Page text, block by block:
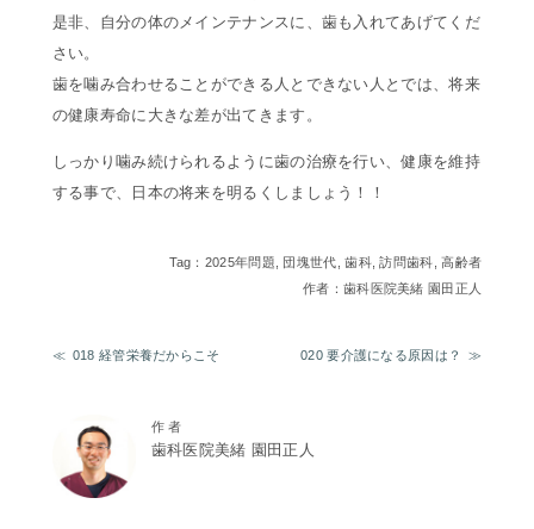
是非、自分の体のメインテナンスに、歯も入れてあげてくだ
さい。
歯を噛み合わせることができる人とできない人とでは、将来
の健康寿命に大きな差が出てきます。
しっかり噛み続けられるように歯の治療を行い、健康を維持
する事で、日本の将来を明るくしましょう！！
Tag： 2025年問題 団塊世代 ,歯科,訪問歯科 ,高齢者
作者：歯科医院美緒 園田正人
018 経管栄養だからこそ 020 要介護になる原因は？
作 者
歯科医院美緒 園田正人